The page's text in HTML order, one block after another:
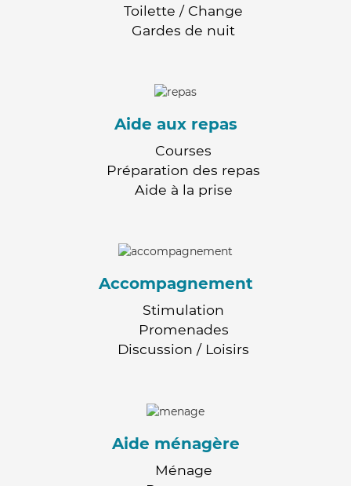
Toilette / Change
Gardes de nuit
Aide aux repas
Courses
Préparation des repas
Aide à la prise
Accompagnement
Stimulation
Promenades
Discussion / Loisirs
Aide ménagère
Ménage